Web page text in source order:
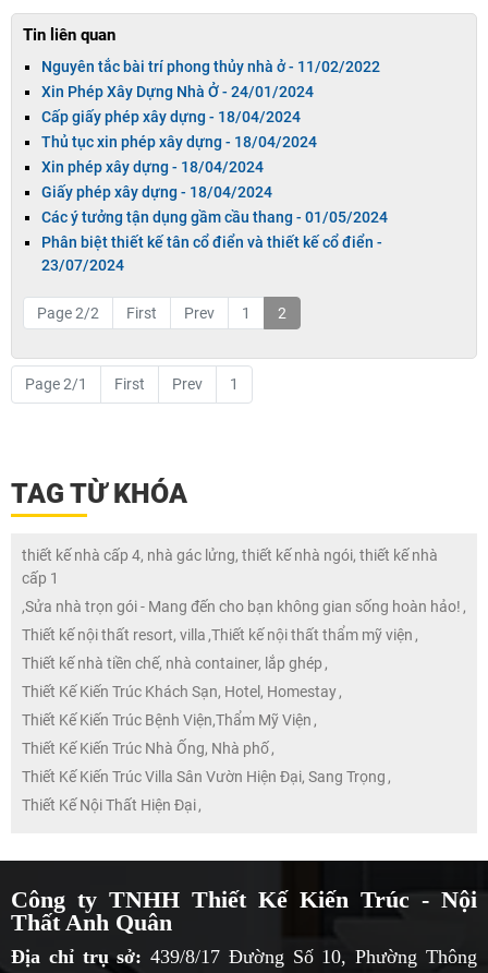
Tin liên quan
Nguyên tắc bài trí phong thủy nhà ở - 11/02/2022
Xin Phép Xây Dựng Nhà Ở - 24/01/2024
Cấp giấy phép xây dựng - 18/04/2024
Thủ tục xin phép xây dựng - 18/04/2024
Xin phép xây dựng - 18/04/2024
Giấy phép xây dựng - 18/04/2024
Các ý tưởng tận dụng gầm cầu thang - 01/05/2024
Phân biệt thiết kế tân cổ điển và thiết kế cổ điển -
23/07/2024
Page 2/2 First Prev 1 2
Page 2/1 First Prev 1
TAG TỪ KHÓA
thiết kế nhà cấp 4, nhà gác lửng, thiết kế nhà ngói, thiết kế nhà
cấp 1
,Sửa nhà trọn gói - Mang đến cho bạn không gian sống hoàn hảo! ,
Thiết kế nội thất resort, villa ,Thiết kế nội thất thẩm mỹ viện ,
Thiết kế nhà tiền chế, nhà container, lắp ghép ,
Thiết Kế Kiến Trúc Khách Sạn, Hotel, Homestay,
Thiết Kế Kiến Trúc Bệnh Viện,Thẩm Mỹ Viện ,
Thiết Kế Kiến Trúc Nhà Ống, Nhà phố,
Thiết Kế Kiến Trúc Villa Sân Vườn Hiện Đại, Sang Trọng ,
Thiết Kế Nội Thất Hiện Đại,
Công ty TNHH Thiết Kế Kiến Trúc - Nội
Thất Anh Quân
Địa chỉ trụ sở: 439/8/17 Đường Số 10, Phường Thông